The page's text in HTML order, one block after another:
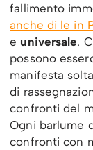
fallimento
anche di le in
e universale.
possono
manifesta
di
confronti del
Ogni barlume
confronti con